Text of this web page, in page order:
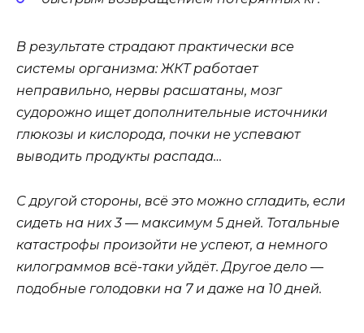
В результате страдают практически все
системы организма: ЖКТ работает
неправильно, нервы расшатаны, мозг
судорожно ищет дополнительные источники
глюкозы и кислорода, почки не успевают
выводить продукты распада…
С другой стороны, всё это можно сгладить, если
сидеть на них 3 — максимум 5 дней. Тотальные
катастрофы произойти не успеют, а немного
килограммов всё-таки уйдёт. Другое дело —
подобные голодовки на 7 и даже на 10 дней.